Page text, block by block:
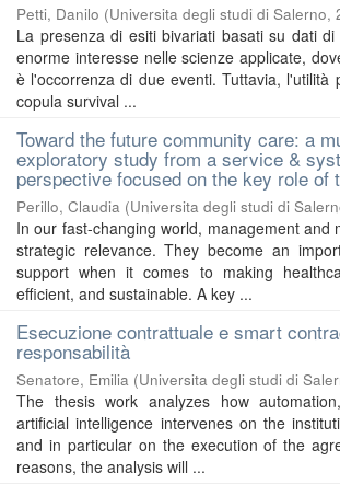
Petti, Danilo (Universita degli studi di Salerno,
La presenza di esiti bivariati basati su dati
enorme interesse nelle scienze applicate,
è l'occorrenza di due eventi. Tuttavia, l'utilità
copula survival ...
Toward the future community care: a
exploratory study from a service &
perspective focused on the key role of
Perillo, Claudia (Universita degli studi di
In our fast-changing world, management and
strategic relevance. They become an
support when it comes to making
efficient, and sustainable. A key ...
Esecuzione contrattuale e smart
responsabilità
Senatore, Emilia (Universita degli studi di
The thesis work analyzes how
artificial intelligence intervenes on the
and in particular on the execution of the
reasons, the analysis will ...